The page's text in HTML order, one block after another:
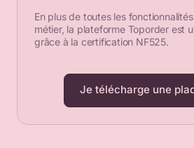
En plus de toutes les
métier, la plateforme Toporder est
grâce à la certification NF525.
Je télécharge une